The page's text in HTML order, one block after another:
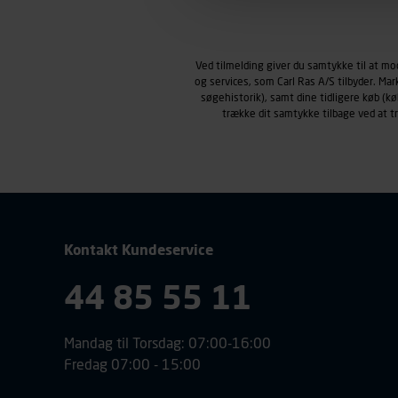
personoplysninger om
klikkes på, sider/indhold
smartphone mv.) samt de
Ved tilmelding giver du samtykke til at
og services, som Carl Ras A/S tilbyder.
søgehistorik), samt dine tidligere køb
trække dit samtykke tilbage ved at
Kontakt Kundeservice
44 85 55 11
Mandag til Torsdag: 07:00-16:00
Fredag 07:00 - 15:00